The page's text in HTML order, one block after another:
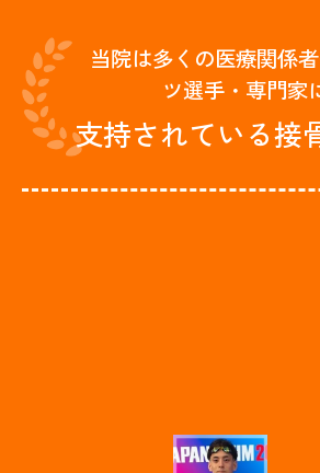
当院は多くの医療関係
ツ選手・専門家
支持されている接